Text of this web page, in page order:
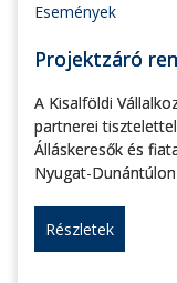
Események
Projektzáró
A Kisalföldi
partnerei
Álláskeresők és
Nyugat-
Részletek